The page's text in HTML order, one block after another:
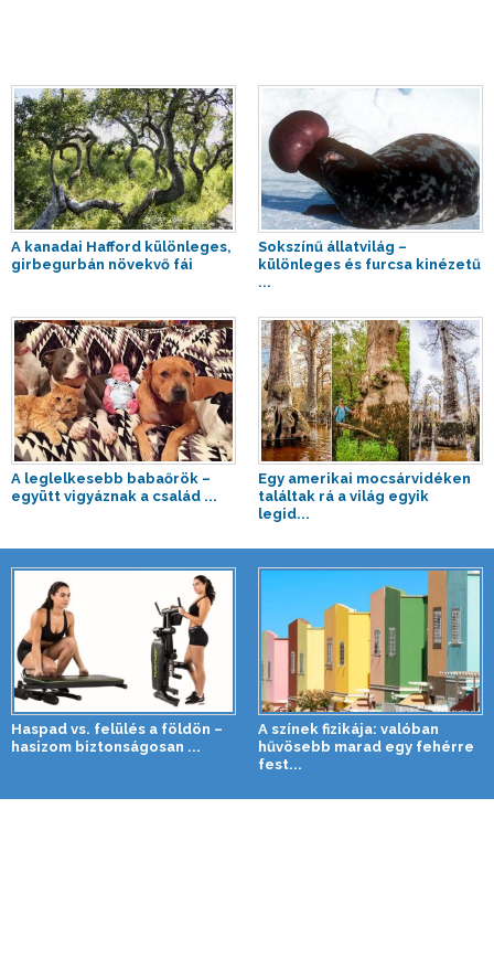
A kanadai Hafford különleges,
girbegurbán növekvő fái
Sokszínű állatvilág –
különleges és furcsa kinézetű
...
A leglelkesebb babaőrök –
együtt vigyáznak a család ...
Egy amerikai mocsárvidéken
találtak rá a világ egyik
legid...
Haspad vs. felülés a földön –
hasizom biztonságosan ...
A színek fizikája: valóban
hűvösebb marad egy fehérre
fest...